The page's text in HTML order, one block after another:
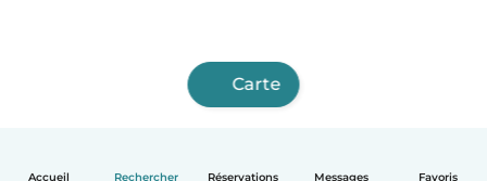
Accueil Rechercher Réservations Messages Favoris
Carte